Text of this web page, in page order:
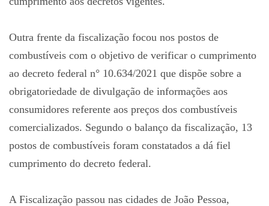
Outra frente da fiscalização focou nos postos de
combustíveis com o objetivo de verificar o cumprimento
ao decreto federal n° 10.634/2021 que dispõe sobre a
obrigatoriedade de divulgação de informações aos
consumidores referente aos preços dos combustíveis
comercializados. Segundo o balanço da fiscalização, 13
postos de combustíveis foram constatados a dá fiel
cumprimento do decreto federal.
A Fiscalização passou nas cidades de João Pessoa,